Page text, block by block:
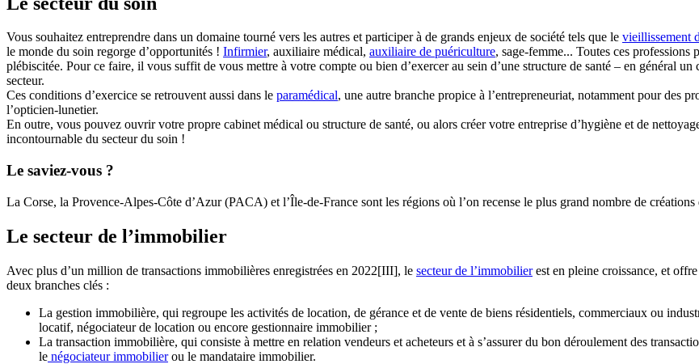
Vous souhaitez entreprendre dans un domaine tourné vers les autres et participer à de grands enjeux de société tels que le vieillissement
le monde du soin regorge d’opportunités ! Infirmier, auxiliaire médical, auxiliaire de puériculture, sage-femme... Toutes ces professions
plébiscitée. Pour ce faire, il vous suffit de vous mettre à votre compte ou bien d’exercer au sein d’une structure de santé – en général
secteur.
Ces conditions d’exercice se retrouvent aussi dans le paramédical, une autre branche propice à l’entrepreneuriat, notamment pour des
l’opticien-lunetier.
En outre, vous pouvez ouvrir votre propre cabinet médical ou structure de santé, ou alors créer votre entreprise d’hygiène et de
incontournable du secteur du soin !
Le saviez-vous ?
La Corse, la Provence-Alpes-Côte d’Azur (PACA) et l’Île-de-France sont les régions où l’on recense le plus grand nombre de créations
Le secteur de l’immobilier
Avec plus d’un million de transactions immobilières enregistrées en 2022[III], le secteur de l’immobilierest en pleine croissance, et
deux branches clés :
La gestion immobilière, qui regroupe les activités de location, de gérance et de vente de biens résidentiels, commerciaux ou
locatif, négociateur de location ou encore gestionnaire immobilier ;
La transaction immobilière, qui consiste à mettre en relation vendeurs et acheteurs et à s’assurer du bon déroulement des
le négociateur immobilierou le mandataire immobilier.